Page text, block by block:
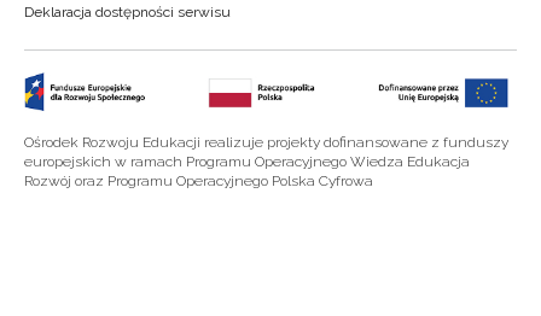
Deklaracja dostępności serwisu
Ośrodek Rozwoju Edukacji realizuje projekty dofinansowane z funduszy
europejskich w ramach Programu Operacyjnego Wiedza Edukacja
Rozwój oraz Programu Operacyjnego Polska Cyfrowa